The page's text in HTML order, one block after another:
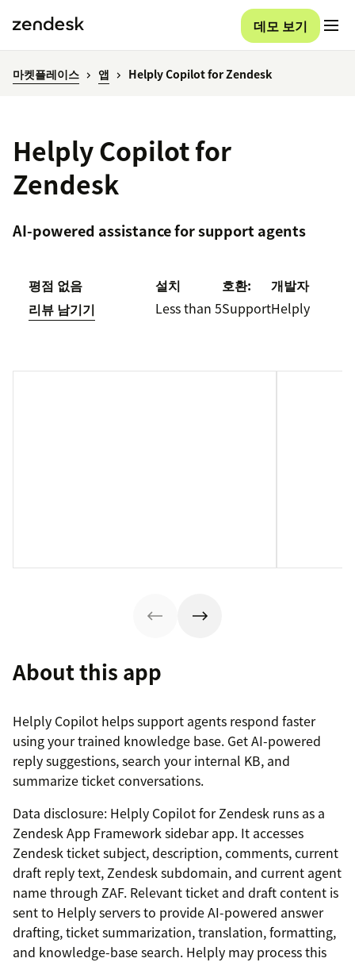
데모 보기
마켓플레이스 앱 Helply Copilot for Zendesk
Helply Copilot for
Zendesk
AI-powered assistance for support agents
평점 없음
리뷰 남기기
설치
Less than 5
호환:
Support
개발자
Helply
About this app
Helply Copilot helps support agents respond faster
using your trained knowledge base. Get AI-powered
reply suggestions, search your internal KB, and
summarize ticket conversations.
Data disclosure: Helply Copilot for Zendesk runs as a
Zendesk App Framework sidebar app. It accesses
Zendesk ticket subject, description, comments, current
draft reply text, Zendesk subdomain, and current agent
name through ZAF. Relevant ticket and draft content is
sent to Helply servers to provide AI-powered answer
drafting, ticket summarization, translation, formatting,
and knowledge-base search. Helply may process this